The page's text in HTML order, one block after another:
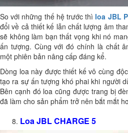
So với những thế hệ trước thì loa JBL
đổi về cả thiết kế lẫn chất lượng âm
sẽ không làm bạn thất vọng khi nó
ấn tượng. Cùng với đó chính là chất
một phiên bản nâng cấp đáng kể.
Dòng loa này được thiết kế vô cùng
tạo ra sự ấn tượng khó phai khi người
Bên cạnh đó loa cũng được trang bị
đã làm cho sản phẩm trở nên bắt mắt
Loa JBL CHARGE 5